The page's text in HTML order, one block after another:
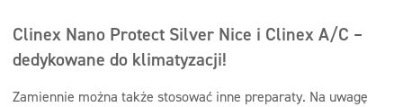
Clinex Nano Protect Silver Nice i Clinex A/C –
dedykowane do klimatyzacji!
Zamiennie można także stosować inne preparaty. Na uwagę